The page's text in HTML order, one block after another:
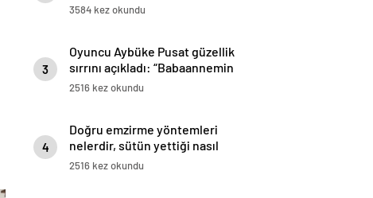
3584 kez okundu
3
Oyuncu Aybüke Pusat güzellik
sırrını açıkladı: “Babaannemin
yöntemi”
2516 kez okundu
4
Doğru emzirme yöntemleri
nelerdir, sütün yettiği nasıl
anlaşılır?
2516 kez okundu